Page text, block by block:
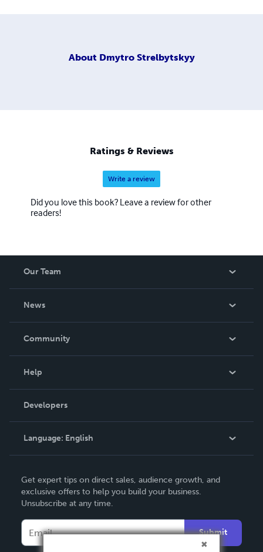
About Dmytro Strelbytskyy
Ratings & Reviews
Write a review
Did you love this book? Leave a review for other
readers!
Our Team
News
In The News
Community
Podcast
Help
Order Lookup
Knowledge Base
Contact Support
Developers
Language: English
Deutsch
Français
Español
Get expert tips on direct sales, audience growth, and
exclusive offers to help you build your business.
Unsubscribe at any time.
Submit